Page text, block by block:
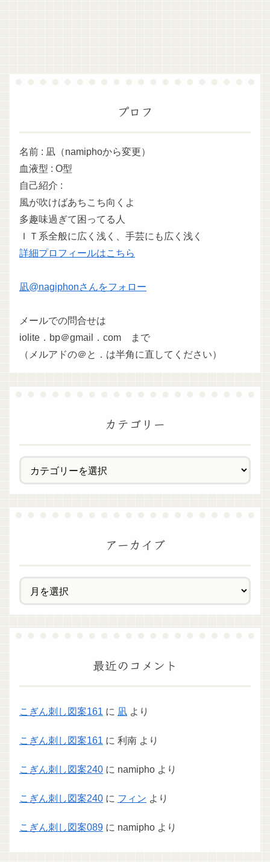
プロフ
名前 : 凪（namiphoから変更）
血液型 : O型
自己紹介 :
風が吹けばあちこち向くよ
多趣味過ぎて困ってる人
ＩＴ系全般に広く浅く、手芸にも広く浅く
詳細プロフィールはこちら
凪@nagiphonさんをフォロー
メールでの問合せは
iolite．bp＠gmail．com まで
（メルアドの＠と．は半角に直してください）
カテゴリー
アーカイブ
最近のコメント
こぎん刺し図案161 に 凪 より
こぎん刺し図案161 に 利南 より
こぎん刺し図案240 に namipho より
こぎん刺し図案240 に フィン より
こぎん刺し図案089 に namipho より